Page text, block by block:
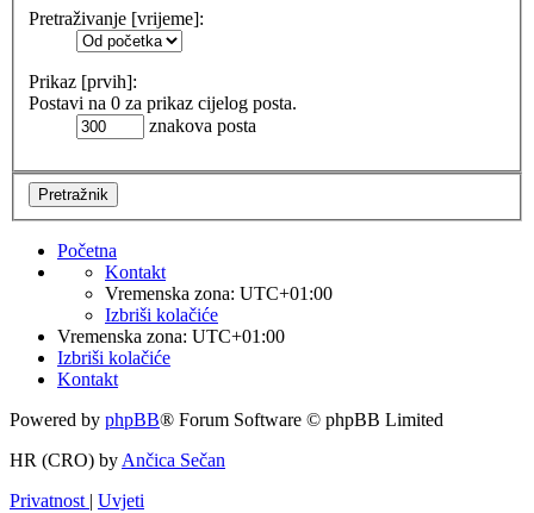
Pretraživanje [vrijeme]:
Prikaz [prvih]:
Postavi na 0 za prikaz cijelog posta.
znakova posta
Početna
Kontakt
Vremenska zona: UTC+01:00
Izbriši kolačiće
Vremenska zona: UTC+01:00
Izbriši kolačiće
Kontakt
Powered by phpBB® Forum Software © phpBB Limited
HR (CRO) by Ančica Sečan
Privatnost | Uvjeti